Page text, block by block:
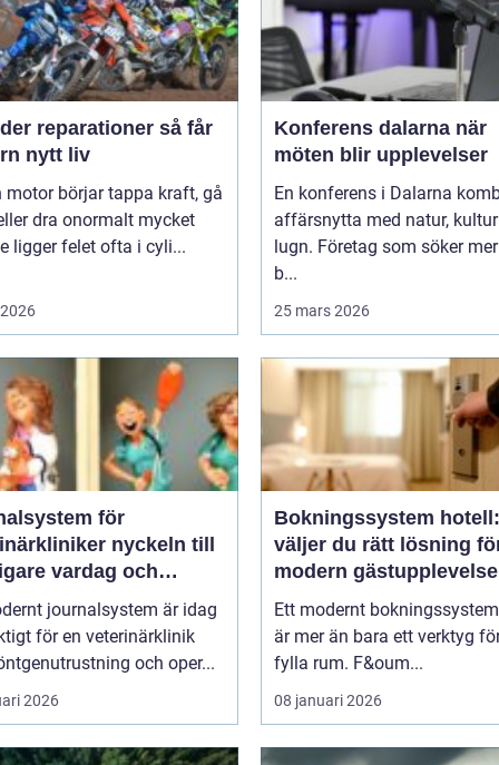
reparationer så får
nytt liv
motor börjar tappa kraft, gå
dra onormalt mycket
ligger felet ofta i cyli...
Konferens dalarna när
möten blir upplevelser
En konferens i Dalarna
affärsnytta med natur,
lugn. Företag som söker
b...
25 mars 2026
för
nyckeln till
vardag och
vård
journalsystem är idag
för en veterinärklinik
och oper...
2026
Bokningssystem
väljer du rätt lösning
modern gästupplevelse
Ett modernt
är mer än bara ett verktyg
fylla rum. F&oum...
08 januari 2026